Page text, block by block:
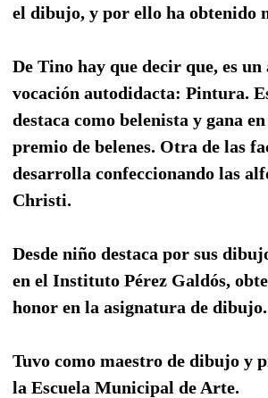
el dibujo, y por ello ha obtenido
De Tino hay que decir que, es
vocación autodidacta: Pintura.
destaca como belenista y gana
premio de belenes. Otra de las
desarrolla confeccionando las
Christi.
Desde niño destaca por sus
en el Instituto Pérez Galdós,
honor en la asignatura de dibujo.
Tuvo como maestro de dibujo y
la Escuela Municipal de Arte.